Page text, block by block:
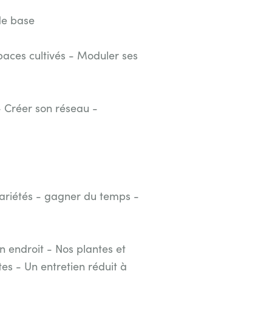
base
cultivés - Moduler ses
son réseau -
- gagner du temps -
endroit - Nos plantes et
- Un entretien réduit à